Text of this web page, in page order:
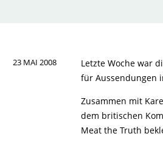
23 MAI 2008
Letzte Woche war
für Aussendungen
Zusammen mit
dem britischen
Meat the Truth